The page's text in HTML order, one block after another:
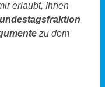
erlaubt, Ihnen
zu dem